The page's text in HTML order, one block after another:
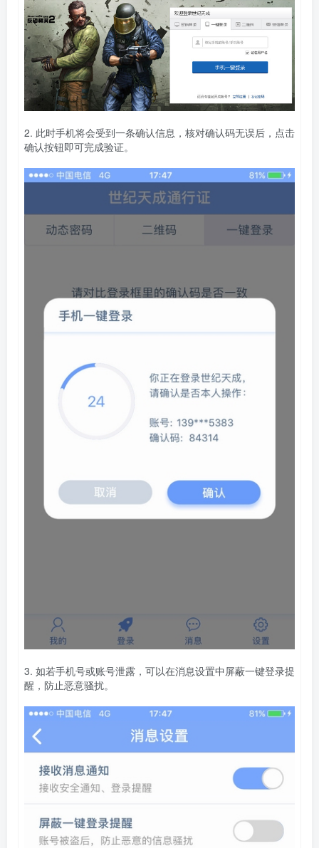
2. 此时手机将会受到一条确认信息，核对确认码无误后，点击
确认按钮即可完成验证。
3. 如若手机号或账号泄露，可以在消息设置中屏蔽一键登录提
醒，防止恶意骚扰。